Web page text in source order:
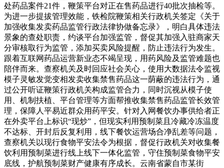
处药品案件21件，鞭策平台对正在售药品进行40批次抽检等。
为进一步提拔管理效能，铁检院鞭策相关行政机关签定《关于
加强收集发卖药品监管行政法律协做备忘录》，明白具体违法
景象的查处职责，约谈平台加强监管，督促其加强入驻商家天
分审核取行为监管，添加买卖风险提醒，防止违法行为发生。
跟着互联网药品运营新业态不竭呈现，用药风险及监管难题也
陪伴而来。查察机关及时回应社会关心，使用大数据法令监视
模子灵敏发觉变相发卖收集禁售药品这一荫蔽的违法行为，通
过公开听证鞭策行政机关构成监管合力，同时沉视从模子使
用、机制扶植、平台管理等方面帮推收集禁售药品监管长效管
理，保障人平易近群众用药平安。针对入网餐饮办事供给者正
在外卖平台上标识“现炒”，但现实利用预制菜且冷藏冷冻温度
不达标、开封后反复利用，线下餐饮运营场合净乱差等问题，
查察机关以现行食物平安法令为根据，督促行政机关对收集餐
饮利用预制菜进行线上线下一体化监管，守住预制菜食物平安
底线，护航预制菜财产健康有序成长。云南省蒙自市某街